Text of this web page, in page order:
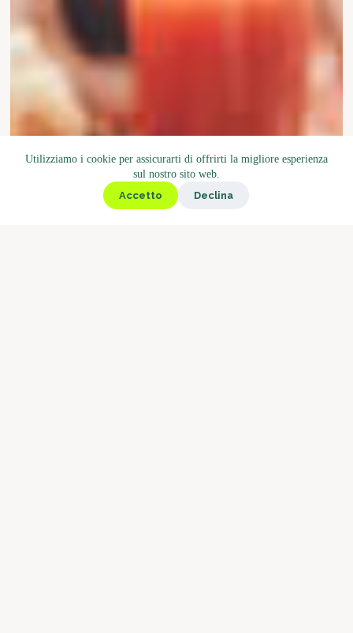
Utilizziamo i cookie per assicurarti di offrirti la migliore esperienza
sul nostro sito web.
Accetto
Declina